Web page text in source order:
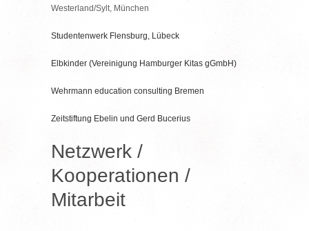
Westerland/Sylt, München
Studentenwerk Flensburg, Lübeck
Elbkinder (Vereinigung Hamburger Kitas gGmbH)
Wehrmann education consulting Bremen
Zeitstiftung Ebelin und Gerd Bucerius
Netzwerk /
Kooperationen /
Mitarbeit